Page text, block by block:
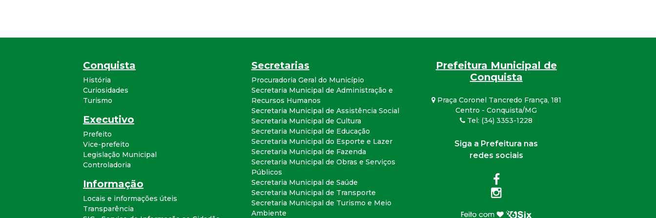
l
d
e
C
o
n
q
u
Conquista
História
Curiosidades
Turismo
Executivo
Prefeito
Vice-prefeito
Legislação Municipal
Controladoria
Informação
Locais e informações úteis
Transparência
Secretarias
Procuradoria Geral do Município
Secretaria Municipal de Administração e
Recursos Humanos
Secretaria Municipal de Assistência Social
Secretaria Municipal de Cultura
Secretaria Municipal de Educação
Secretaria Municipal do Esporte e Lazer
Secretaria Municipal de Fazenda
Secretaria Municipal de Obras e Serviços
Públicos
Secretaria Municipal de Saúde
Secretaria Municipal de Transporte
Secretaria Municipal de Turismo e Meio
Ambiente
Prefeitura Municipal de
Conquista
Praça Coronel Tancredo França, 181
Centro - Conquista/MG
Tel: (34) 3353-1228
Siga a Prefeitura nas
redes sociais